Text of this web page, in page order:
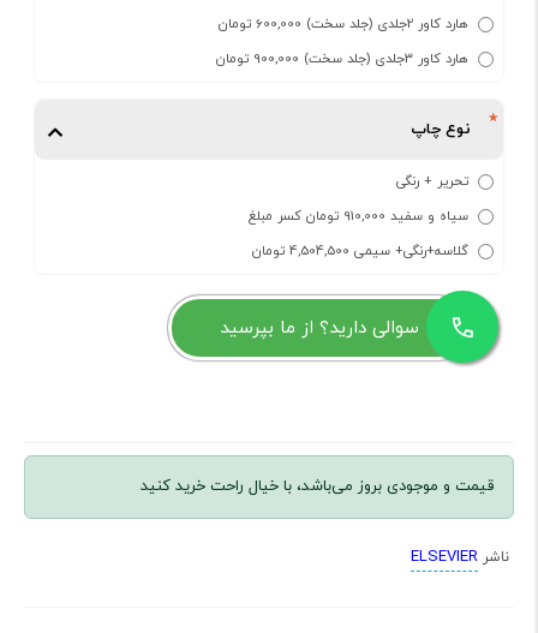
هارد کاور 2جلدی (جلد سخت) 600,000 تومان
هارد کاور 3جلدی (جلد سخت) 900,000 تومان
نوع چاپ
تحریر + رنگی
سیاه و سفید 910,000 تومان کسر مبلغ
گلاسه+رنگی+ سیمی 4,504,500 تومان
سوالی دارید؟ از ما بپرسید
قیمت و موجودی بروز می‌باشد، با خیال راحت خرید کنید
ناشر ELSEVIER